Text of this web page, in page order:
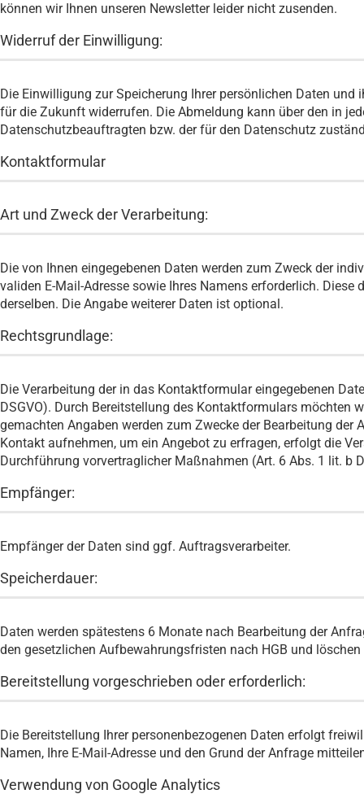
können wir Ihnen unseren Newsletter leider nicht zusenden.
Widerruf der Einwilligung:
Die Einwilligung zur Speicherung Ihrer persönlichen Daten
für die Zukunft widerrufen. Die Abmeldung kann über den in
Datenschutzbeauftragten bzw. der für den Datenschutz
Kontaktformular
Art und Zweck der Verarbeitung:
Die von Ihnen eingegebenen Daten werden zum Zweck der
validen E-Mail-Adresse sowie Ihres Namens erforderlich.
derselben. Die Angabe weiterer Daten ist optional.
Rechtsgrundlage:
Die Verarbeitung der in das Kontaktformular eingegebenen
DSGVO). Durch Bereitstellung des Kontaktformulars möchten
gemachten Angaben werden zum Zwecke der Bearbeitung
Kontakt aufnehmen, um ein Angebot zu erfragen, erfolgt die
Durchführung vorvertraglicher Maßnahmen (Art. 6 Abs. 1 lit. b
Empfänger:
Empfänger der Daten sind ggf. Auftragsverarbeiter.
Speicherdauer:
Daten werden spätestens 6 Monate nach Bearbeitung der
den gesetzlichen Aufbewahrungsfristen nach HGB und
Bereitstellung vorgeschrieben oder erforderlich:
Die Bereitstellung Ihrer personenbezogenen Daten erfolgt
Namen, Ihre E-Mail-Adresse und den Grund der Anfrage
Verwendung von Google Analytics